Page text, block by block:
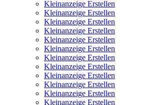
Kleinanzeige Erstellen
Kleinanzeige Erstellen
Kleinanzeige Erstellen
Kleinanzeige Erstellen
Kleinanzeige Erstellen
Kleinanzeige Erstellen
Kleinanzeige Erstellen
Kleinanzeige Erstellen
Kleinanzeige Erstellen
Kleinanzeige Erstellen
Kleinanzeige Erstellen
Kleinanzeige Erstellen